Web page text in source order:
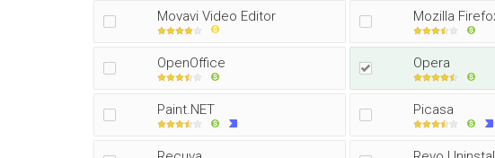
Movavi Video Editor Mozilla
OpenOffice Opera
Paint.NET Picasa